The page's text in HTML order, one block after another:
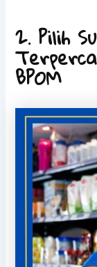
2. Pilih
BPOM